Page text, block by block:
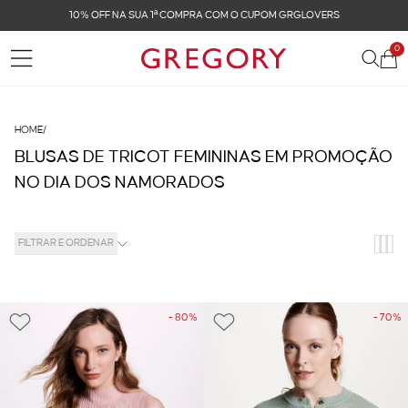
10% OFF NA SUA 1ª COMPRA COM O CUPOM GRGLOVERS
0
HOME/
BLUSAS DE TRICOT FEMININAS EM PROMOÇÃO
NO DIA DOS NAMORADOS
FILTRAR E ORDENAR
- 80% - 70%